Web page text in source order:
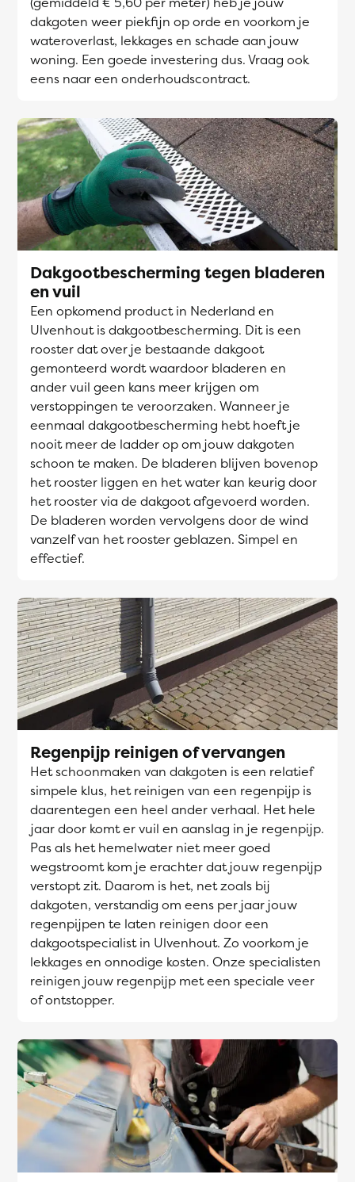
dakgoten weer piekfijn op orde en voorkom je
wateroverlast, lekkages en schade aan jouw
woning. Een goede investering dus. Vraag ook
eens naar een onderhoudscontract.
Dakgootbescherming tegen bladeren
en vuil
Een opkomend product in Nederland en
Ulvenhout is dakgootbescherming. Dit is een
rooster dat over je bestaande dakgoot
gemonteerd wordt waardoor bladeren en
ander vuil geen kans meer krijgen om
verstoppingen te veroorzaken. Wanneer je
eenmaal dakgootbescherming hebt hoeft je
nooit meer de ladder op om jouw dakgoten
schoon te maken. De bladeren blijven bovenop
het rooster liggen en het water kan keurig door
het rooster via de dakgoot afgevoerd worden.
De bladeren worden vervolgens door de wind
vanzelf van het rooster geblazen. Simpel en
effectief.
Regenpijp reinigen of vervangen
Het schoonmaken van dakgoten is een relatief
simpele klus, het reinigen van een regenpijp is
daarentegen een heel ander verhaal. Het hele
jaar door komt er vuil en aanslag in je regenpijp.
Pas als het hemelwater niet meer goed
wegstroomt kom je erachter dat jouw regenpijp
verstopt zit. Daarom is het, net zoals bij
dakgoten, verstandig om eens per jaar jouw
regenpijpen te laten reinigen door een
dakgootspecialist in Ulvenhout. Zo voorkom je
lekkages en onnodige kosten. Onze specialisten
reinigen jouw regenpijp met een speciale veer
of ontstopper.